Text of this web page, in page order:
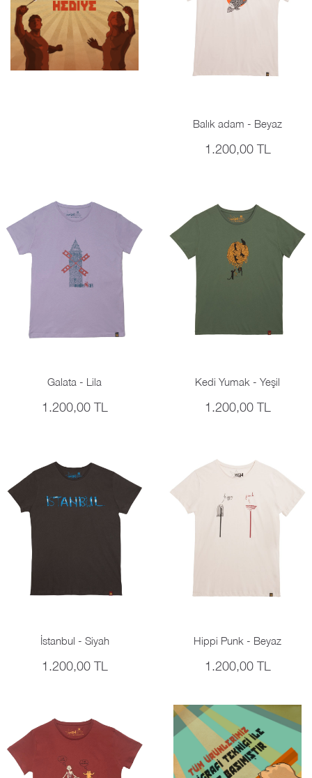
Balık adam - Beyaz
1.200,00 TL
Galata - Lila
1.200,00 TL
Kedi Yumak - Yeşil
1.200,00 TL
İstanbul - Siyah
1.200,00 TL
Hippi Punk - Beyaz
1.200,00 TL